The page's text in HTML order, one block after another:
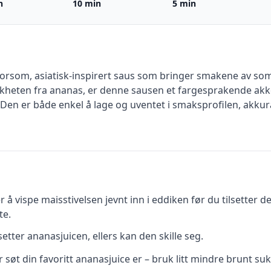
10 min 5 min
asiatisk-inspirert saus som bringer smakene av
fra ananas, er denne sausen et fargesprakende
er både enkel å lage og uventet i smaksprofilen,
vispe maisstivelsen jevnt inn i eddiken før du tilsetter
ananasjuicen, ellers kan den skille seg.
din favoritt ananasjuice er – bruk litt mindre brunt